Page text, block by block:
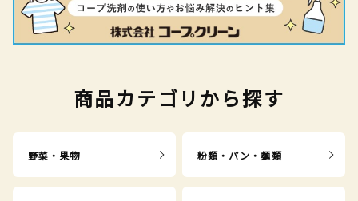
商品カテゴリから探す
野菜・果物 粉類・パン・麺類